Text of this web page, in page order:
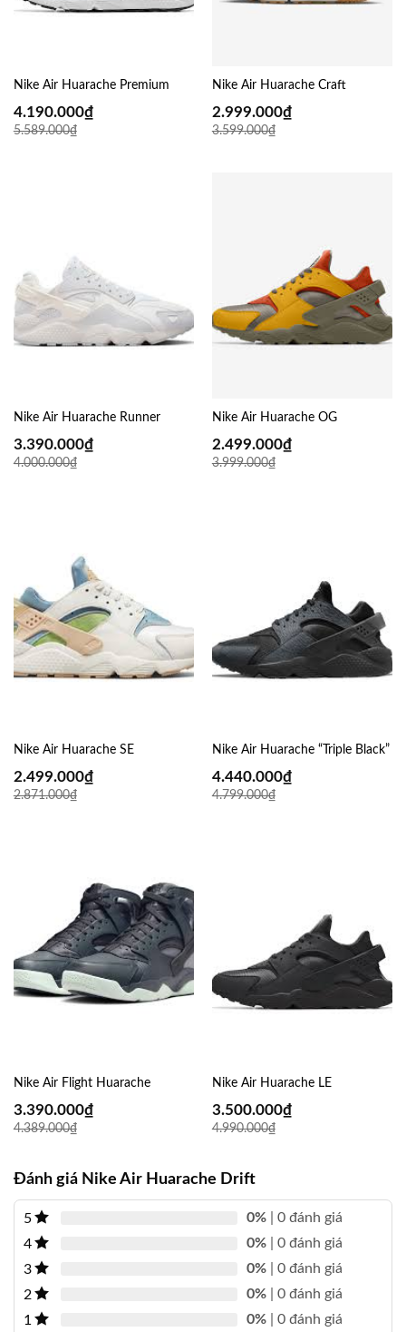
Nike Air Huarache Premium
5.589.000₫
4.190.000₫
Nike Air Huarache Craft
3.599.000₫
2.999.000₫
Nike Air Huarache Runner
4.000.000₫
3.390.000₫
Nike Air Huarache OG
3.999.000₫
2.499.000₫
Nike Air Huarache SE
2.871.000₫
2.499.000₫
Nike Air Huarache “Triple Black”
4.799.000₫
4.440.000₫
Nike Air Flight Huarache
4.389.000₫
3.390.000₫
Nike Air Huarache LE
4.990.000₫
3.500.000₫
Đánh giá Nike Air Huarache Drift
5 0% | 0 đánh giá
4
0% | 0 đánh giá
3
0% | 0 đánh giá
2
0% | 0 đánh giá
1
0% | 0 đánh giá